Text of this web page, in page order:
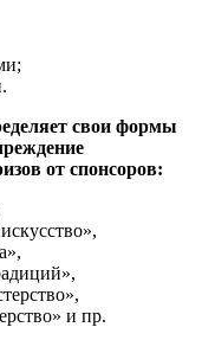
свои формы
от спонсоров:
и пр.